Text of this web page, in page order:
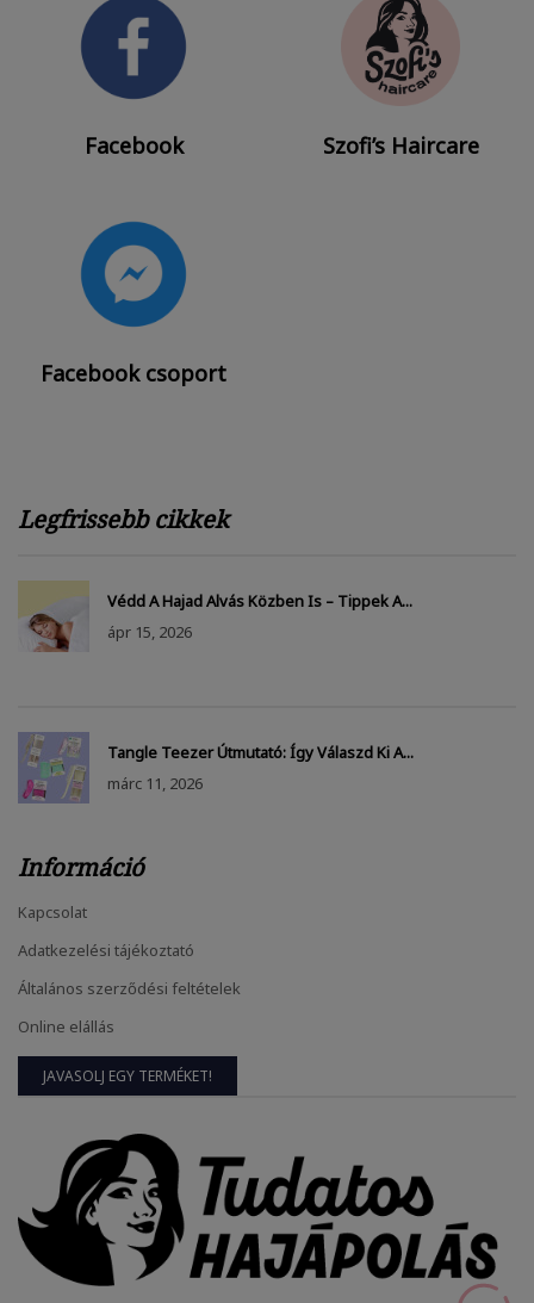
Facebook Szofi’s Haircare
Facebook csoport
Legfrissebb cikkek
Védd A Hajad Alvás Közben Is – Tippek A...
ápr 15, 2026
Tangle Teezer Útmutató: Így Válaszd Ki A...
márc 11, 2026
Információ
Kapcsolat
Adatkezelési tájékoztató
Általános szerződési feltételek
Online elállás
JAVASOLJ EGY TERMÉKET!